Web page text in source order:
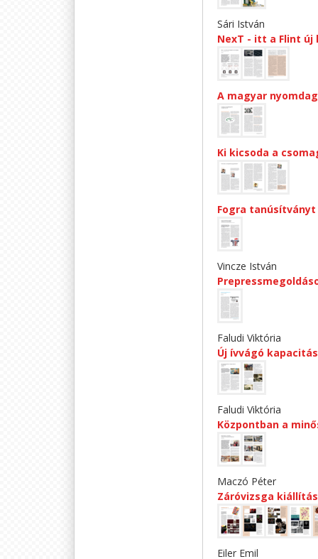
Sári István
NexT - itt a Flint
A magyar
Ki kicsoda a
Fogra tanúsítványt
Vincze István
Faludi Viktória
Új ívvágó
Faludi Viktória
Központban a
Maczó Péter
Záróvizsga
Eiler Emil